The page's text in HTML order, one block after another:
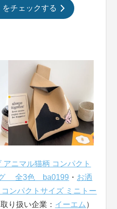
をチェックする
アニマル猫柄 コンパクト
グ 全3色 ba0199 ・ お洒
ンパクトサイズ ミニトー
取り扱い企業： イーエム ）